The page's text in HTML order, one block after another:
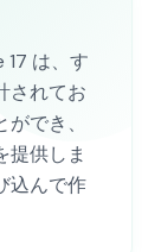
17 は、す
されてお
でき、
提供しま
込んで作